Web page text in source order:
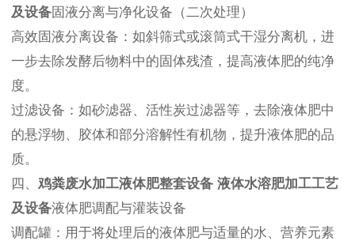
及设备固液分离与净化设备（二次处理）
高效固液分离设备：如斜筛式或滚筒式干湿分离机，进
一步去除发酵后物料中的固体残渣，提高液体肥的纯净
度。
过滤设备：如砂滤器、活性炭过滤器等，去除液体肥中
的悬浮物、胶体和部分溶解性有机物，提升液体肥的品
质。
四、 鸡粪废水加工液体肥整套设备 液体水溶肥加工工艺
及设备液体肥调配与灌装设备
调配罐：用于将处理后的液体肥与适量的水、营养元素